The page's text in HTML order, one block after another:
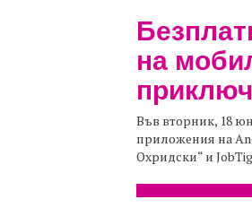
на
Във вторник, 18
приложения на
Охридски“ и